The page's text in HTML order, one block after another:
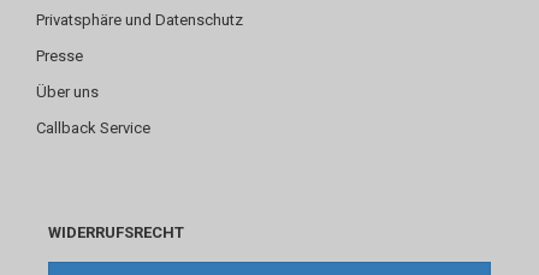
Privatsphäre und Datenschutz
Presse
Über uns
Callback Service
WIDERRUFSRECHT